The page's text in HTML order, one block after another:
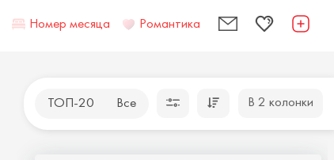
Номер месяца Романтика
ТОП-20 Все В 2 колонки